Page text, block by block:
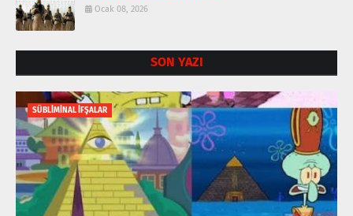
Ocak 08, 2026
SON YAZI
SÜBLİMİNAL İFŞALAR